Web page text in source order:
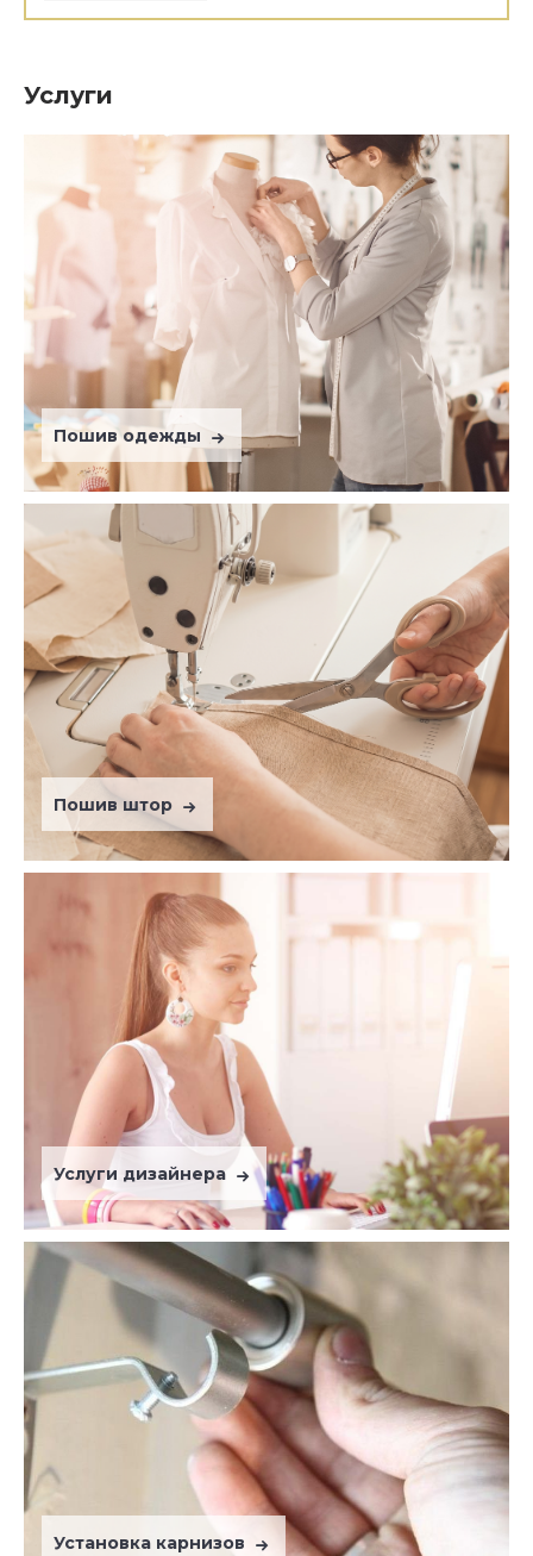
Услуги
Пошив одежды
Пошив штор
Услуги дизайнера
Установка карнизов